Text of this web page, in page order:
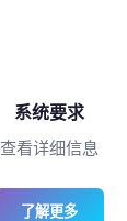
系统要求
查看详细信息
了解更多